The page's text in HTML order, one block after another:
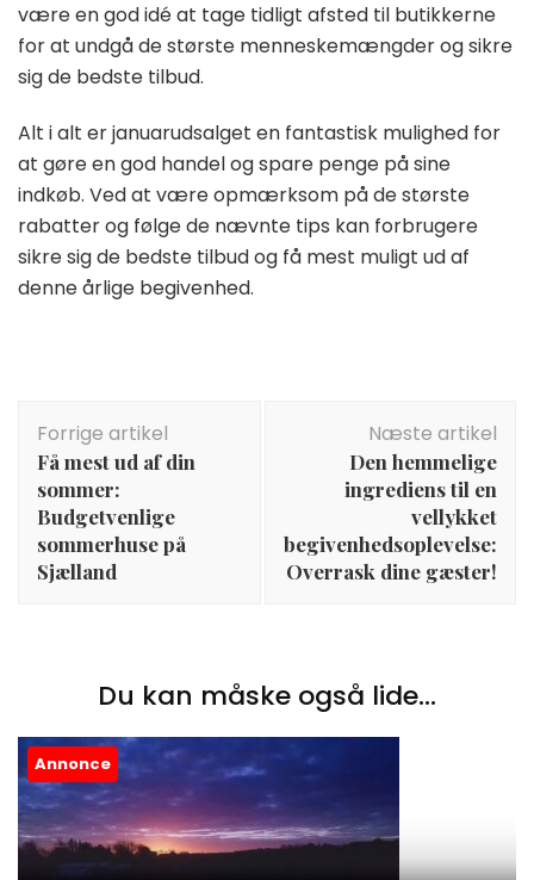
være en god idé at tage tidligt afsted til butikkerne
for at undgå de største menneskemængder og sikre
sig de bedste tilbud.
Alt i alt er januarudsalget en fantastisk mulighed for
at gøre en god handel og spare penge på sine
indkøb. Ved at være opmærksom på de største
rabatter og følge de nævnte tips kan forbrugere
sikre sig de bedste tilbud og få mest muligt ud af
denne årlige begivenhed.
Forrige artikel
Få mest ud af din
sommer:
Budgetvenlige
sommerhuse på
Sjælland
Næste artikel
Den hemmelige
ingrediens til en
vellykket
begivenhedsoplevelse:
Overrask dine gæster!
Du kan måske også lide...
Annonce